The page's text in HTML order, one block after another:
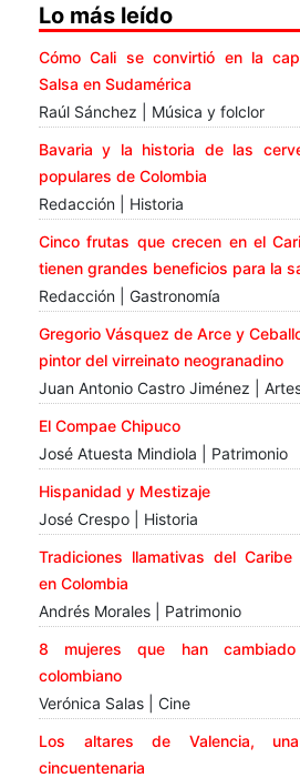
Lo más leído
Cómo Cali se convirtió en la
Salsa en Sudamérica
Raúl Sánchez | Música y folclor
Bavaria y la historia de las
populares de Colombia
Redacción | Historia
Cinco frutas que crecen en el
tienen grandes beneficios para la
Redacción | Gastronomía
Gregorio Vásquez de Arce y
pintor del virreinato neogranadino
Juan Antonio Castro Jiménez |
El Compae Chipuco
José Atuesta Mindiola | Patrimonio
Hispanidad y Mestizaje
José Crespo | Historia
Tradiciones llamativas del Caribe
en Colombia
Andrés Morales | Patrimonio
8 mujeres que han
colombiano
Verónica Salas | Cine
Los altares de Valencia,
cincuentenaria